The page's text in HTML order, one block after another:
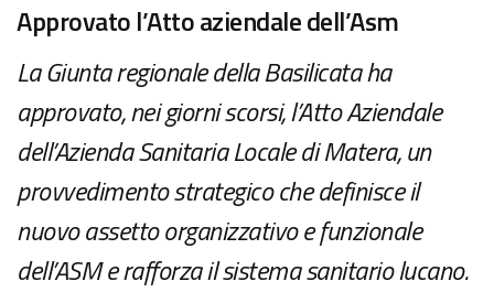
Approvato l’Atto aziendale dell’Asm
La Giunta regionale della Basilicata ha
approvato, nei giorni scorsi, l’Atto Aziendale
dell’Azienda Sanitaria Locale di Matera, un
provvedimento strategico che definisce il
nuovo assetto organizzativo e funzionale
dell’ASM e rafforza il sistema sanitario lucano.